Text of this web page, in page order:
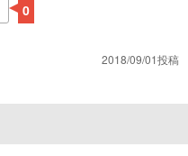
0
2018/09/01投稿